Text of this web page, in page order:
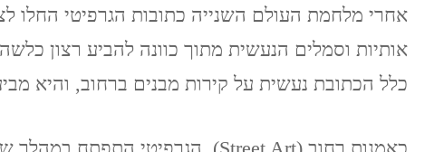
אחרי מלחמת העולם השנייה כתובות הגרפיטי החלו
אותיות וסמלים הנעשית מתוך כוונה להביע רצון
כלל הכתובת נעשית על קירות מבנים ברחוב, והיא